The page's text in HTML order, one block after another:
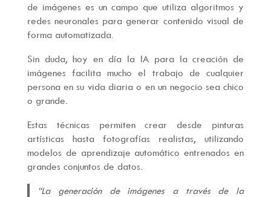
de imágenes es un campo que utiliza algoritmos y
redes neuronales para generar contenido visual de
forma automatizada.
Sin duda, hoy en día la IA para la creación de
imágenes facilita mucho el trabajo de cualquier
persona en su vida diaria o en un negocio sea chico
o grande.
Estas técnicas permiten crear desde pinturas
artísticas hasta fotografías realistas, utilizando
modelos de aprendizaje automático entrenados en
grandes conjuntos de datos.
“La generación de imágenes a través de la